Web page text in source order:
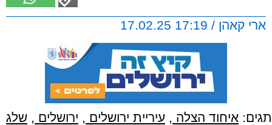
ארי קאהן / 17:19 17.02.25
תגים: איחוד הצלה , עיריית ירושלים , ירושלים , שלג